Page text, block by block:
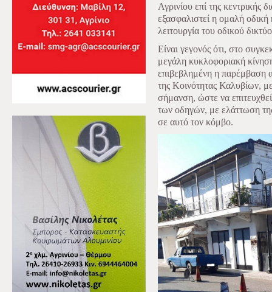
Αγρινίου επί της
εξασφαλιστεί η ομαλή
λειτουργία του οδικού
Είναι γεγονός ότι, στο
μεγάλη κυκλοφοριακή
επιβεβλημένη η παρέμβαση
της Κοινότητας Καλυβίων, με
σήμανση, ώστε να
των οδηγών, με ελάττωση
σε αυτό τον κόμβο.